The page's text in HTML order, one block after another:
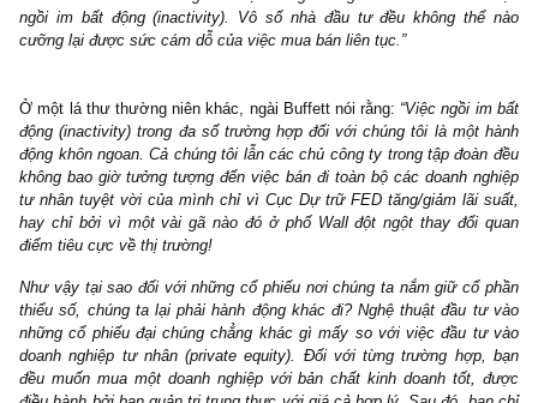
điểm bất thuận lợi khác về chi phí môi giới và thuế thu nhập tự
khấu trừ. Những khoản nầy tưởng chừng nhỏ, nhưng sau
dàng, bất chấp lãi lỗ!
“Hầu hết thành công trên TTCK đều đến từ việc
im bất động”
Bàn về việc nầy, ngài Buffett có một câu châm ngôn vô cùng
ngồi im bất động (inactivity). Vô số nhà đầu tư đều không
cưỡng lại được sức cám dỗ của việc mua bán liên tục.”
Ở một lá thư thường niên khác, ngài Buffett nói rằng: “Việc ngồi